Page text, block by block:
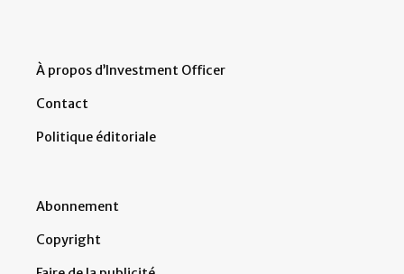
À propos d’Investment Officer
Contact
Politique éditoriale
Abonnement
Copyright